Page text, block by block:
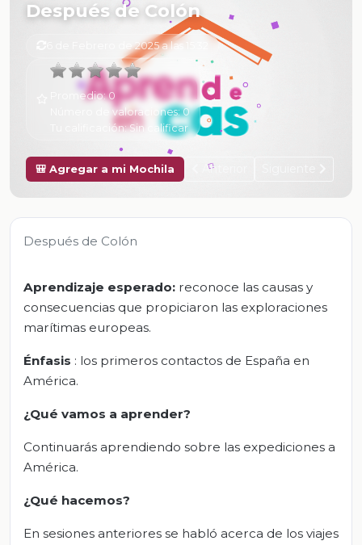
Después de Colón
6 de Febrero de 2025 a las 15:32
Promedio:0
Número de valoraciones:0
Tu calificación:Sin calificar
🎒 Agregar a mi Mochila Anterior
Después de Colón
Aprendizaje esperado: reconoce las causas y
consecuencias que propiciaron las exploraciones
marítimas europeas.
Énfasis : los primeros contactos de España en
América.
¿Qué vamos a aprender?
Continuarás aprendiendo sobre las expediciones a
América.
¿Qué hacemos?
En sesiones anteriores se habló acerca de los viajes